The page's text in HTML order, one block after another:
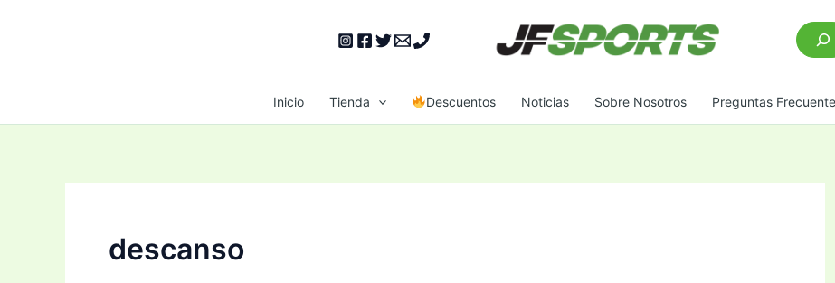
Buscar
Inicio Tienda Descuentos Noticias Sobre Nosotros Preguntas
descanso